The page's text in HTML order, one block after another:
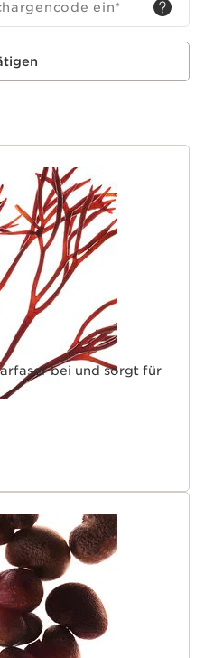
und stärkt, ohne das Haar
frei von Sulfaten* und
dezente, aber
Hautpflege** konzipiert
Ansprüche, gleiche
Leidenschaft für das
ein*
bei und sorgt für